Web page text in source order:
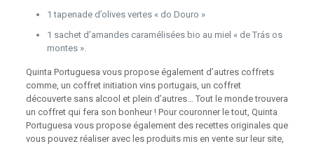
1 tapenade d’olives vertes « do Douro »
1 sachet d’amandes caramélisées bio au miel « de Trás os
montes ».
Quinta Portuguesa vous propose également d’autres coffrets
comme, un coffret initiation vins portugais, un coffret
découverte sans alcool et plein d’autres… Tout le monde trouvera
un coffret qui fera son bonheur ! Pour couronner le tout, Quinta
Portuguesa vous propose également des recettes originales que
vous pouvez réaliser avec les produits mis en vente sur leur site,